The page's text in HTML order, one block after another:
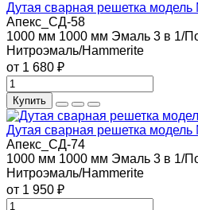
Дутая сварная решетка
Апекс_СД-58
1000 мм 1000 мм Эмаль 3 в 1/
Нитроэмаль/Hammerite
от 1 680 ₽
Купить
Дутая сварная решетка
Апекс_СД-74
1000 мм 1000 мм Эмаль 3 в 1/
Нитроэмаль/Hammerite
от 1 950 ₽